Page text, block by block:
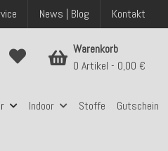
News | Blog Kontakt
Indoor Stoffe Gutschein
Warenkorb
0 Artikel
0,00 €